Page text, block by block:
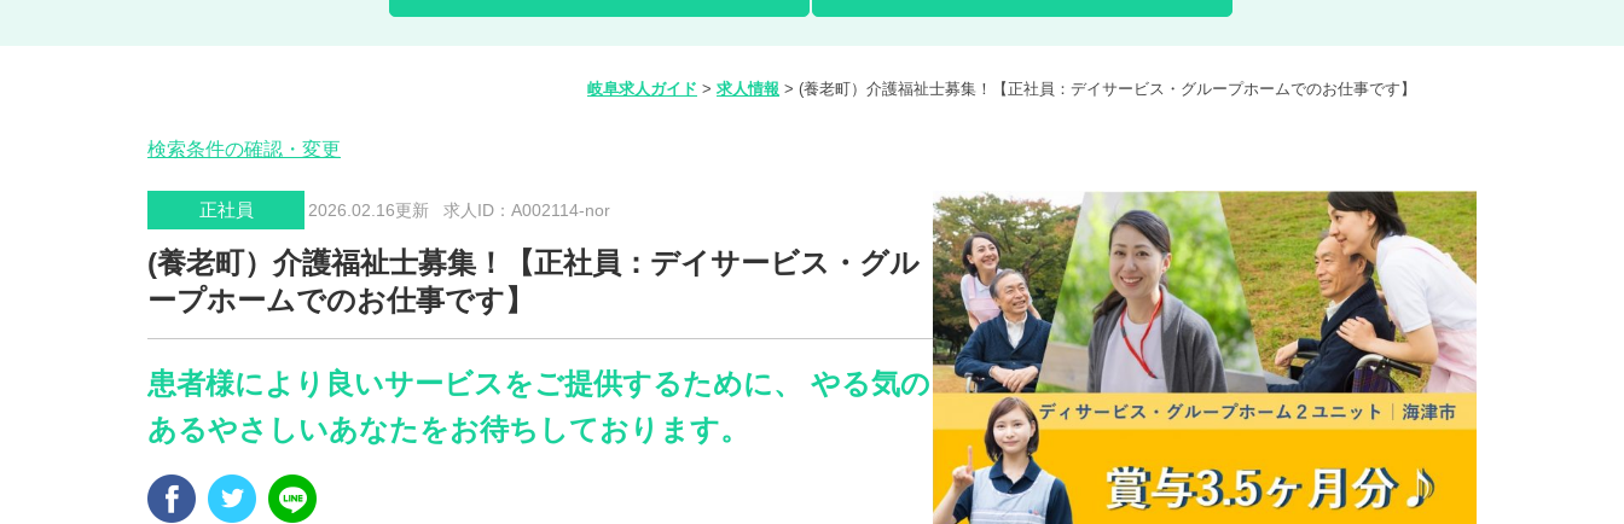
岐阜求人ガイド > 求人情報 > (養老町）介護福祉士募集！【正社員：デイサービス・グループホームでのお仕事です】
検索条件の確認・変更
正社員 2026.02.16更新 求人ID：A002114-nor
(養老町）介護福祉士募集！【正社員：デイサービス・グル
ープホームでのお仕事です】
患者様により良いサービスをご提供するために、 やる気の
あるやさしいあなたをお待ちしております。